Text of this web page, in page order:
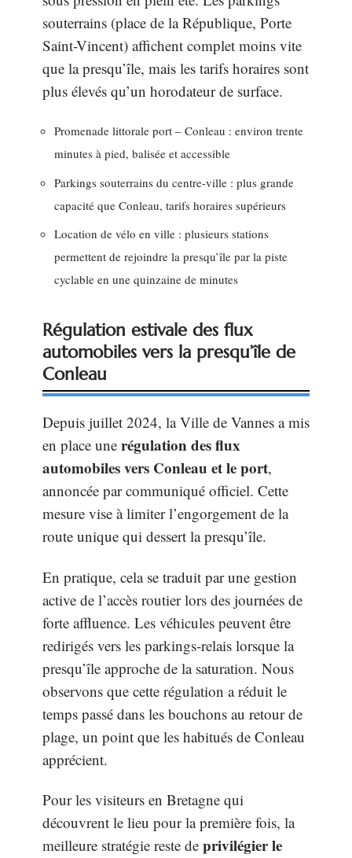
souterrains (place de la République, Porte
Saint-Vincent) affichent complet moins vite
que la presqu’île, mais les tarifs horaires sont
plus élevés qu’un horodateur de surface.
Promenade littorale port – Conleau : environ trente
minutes à pied, balisée et accessible
Parkings souterrains du centre-ville : plus grande
capacité que Conleau, tarifs horaires supérieurs
Location de vélo en ville : plusieurs stations
permettent de rejoindre la presqu’île par la piste
cyclable en une quinzaine de minutes
Régulation estivale des flux
automobiles vers la presqu’île de
Conleau
Depuis juillet 2024, la Ville de Vannes a mis
en place une régulation des flux
automobiles vers Conleau et le port,
annoncée par communiqué officiel. Cette
mesure vise à limiter l’engorgement de la
route unique qui dessert la presqu’île.
En pratique, cela se traduit par une gestion
active de l’accès routier lors des journées de
forte affluence. Les véhicules peuvent être
redirigés vers les parkings-relais lorsque la
presqu’île approche de la saturation. Nous
observons que cette régulation a réduit le
temps passé dans les bouchons au retour de
plage, un point que les habitués de Conleau
apprécient.
Pour les visiteurs en Bretagne qui
découvrent le lieu pour la première fois, la
meilleure stratégie reste de privilégier le